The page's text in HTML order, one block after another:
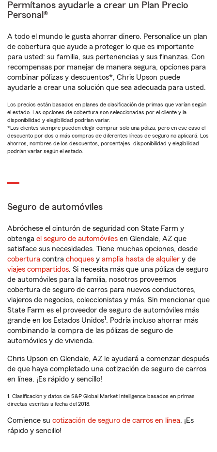
Permítanos ayudarle a crear un Plan Precio
Personal®
A todo el mundo le gusta ahorrar dinero. Personalice un plan
de cobertura que ayude a proteger lo que es importante
para usted: su familia, sus pertenencias y sus finanzas. Con
recompensas por manejar de manera segura, opciones para
combinar pólizas y descuentos*, Chris Upson puede
ayudarle a crear una solución que sea adecuada para usted.
Los precios están basados en planes de clasificación de primas que varían según
el estado. Las opciones de cobertura son seleccionadas por el cliente y la
disponibilidad y elegibilidad podrían variar.
*Los clientes siempre pueden elegir comprar solo una póliza, pero en ese caso el
descuento por dos o más compras de diferentes líneas de seguro no aplicará. Los
ahorros, nombres de los descuentos, porcentajes, disponibilidad y elegibilidad
podrían variar según el estado.
Seguro de automóviles
Abróchese el cinturón de seguridad con State Farm y
obtenga el seguro de automóviles en Glendale, AZ que
satisface sus necesidades. Tiene muchas opciones, desde
cobertura contra choques y amplia hasta de alquiler y de
viajes compartidos. Si necesita más que una póliza de seguro
de automóviles para la familia, nosotros proveemos
cobertura de seguro de carros para nuevos conductores,
viajeros de negocios, coleccionistas y más. Sin mencionar que
State Farm es el proveedor de seguro de automóviles más
grande en los Estados Unidos1. Podría incluso ahorrar más
combinando la compra de las pólizas de seguro de
automóviles y de vivienda.
Chris Upson en Glendale, AZ le ayudará a comenzar después
de que haya completado una cotización de seguro de carros
en línea. ¡Es rápido y sencillo!
1. Clasificación y datos de S&P Global Market Intelligence basados en primas
directas escritas a fecha del 2018.
Comience su cotización de seguro de carros en línea. ¡Es
rápido y sencillo!